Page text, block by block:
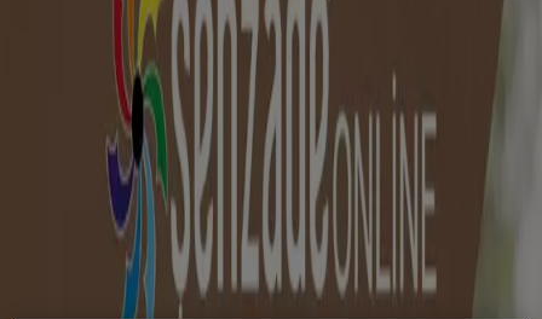
Süpermarketler Yıldırım -
Kataloglar, İndirimler ve Broşürler
Yıldırım şehrindeki Tiendeo
»
Yıldırım-Süpermarketler fırsatları